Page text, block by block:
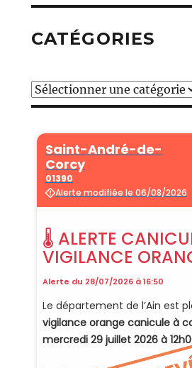
CATÉGORIES
Catégories